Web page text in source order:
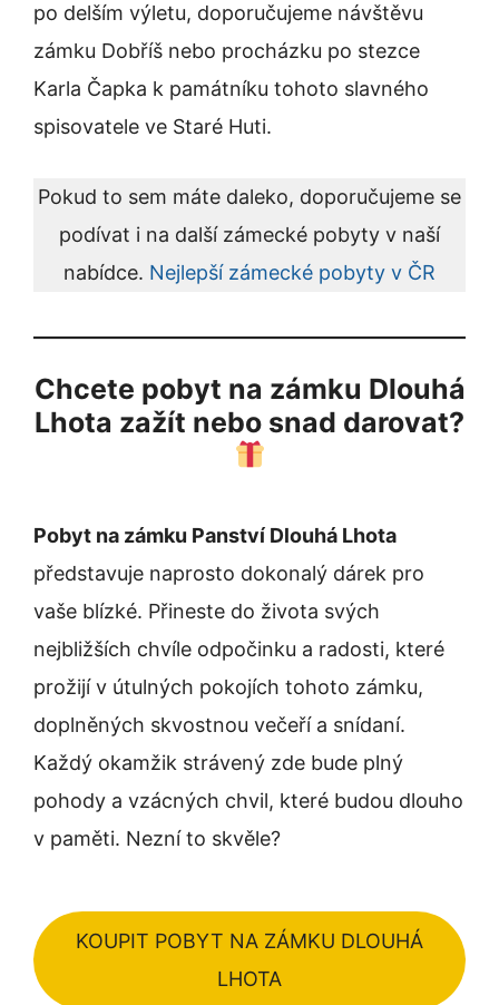
po delším výletu, doporučujeme návštěvu
zámku Dobříš nebo procházku po stezce
Karla Čapka k památníku tohoto slavného
spisovatele ve Staré Huti.
Pokud to sem máte daleko, doporučujeme se
podívat i na další zámecké pobyty v naší
nabídce. Nejlepší zámecké pobyty v ČR
Chcete pobyt na zámku Dlouhá
Lhota zažít nebo snad darovat?
Pobyt na zámku Panství Dlouhá Lhota
představuje naprosto dokonalý dárek pro
vaše blízké. Přineste do života svých
nejbližších chvíle odpočinku a radosti, které
prožijí v útulných pokojích tohoto zámku,
doplněných skvostnou večeří a snídaní.
Každý okamžik strávený zde bude plný
pohody a vzácných chvil, které budou dlouho
v paměti. Nezní to skvěle?
KOUPIT POBYT NA ZÁMKU DLOUHÁ
LHOTA